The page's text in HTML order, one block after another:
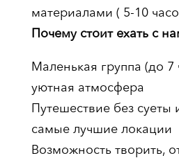
материалами ( 5-10
Почему стоит ехать с
Маленькая группа (до 7
уютная атмосфера
Путешествие без суеты
самые лучшие локации
Возможность творить,